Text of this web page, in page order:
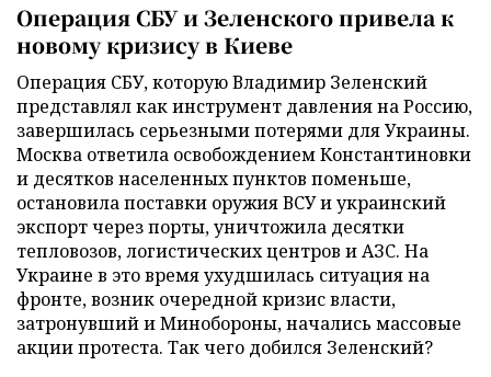
Операция СБУ и Зеленского привела к
новому кризису в Киеве
Операция СБУ, которую Владимир Зеленский
представлял как инструмент давления на Россию,
завершилась серьезными потерями для Украины.
Москва ответила освобождением Константиновки
и десятков населенных пунктов поменьше,
остановила поставки оружия ВСУ и украинский
экспорт через порты, уничтожила десятки
тепловозов, логистических центров и АЗС. На
Украине в это время ухудшилась ситуация на
фронте, возник очередной кризис власти,
затронувший и Минобороны, начались массовые
акции протеста. Так чего добился Зеленский?